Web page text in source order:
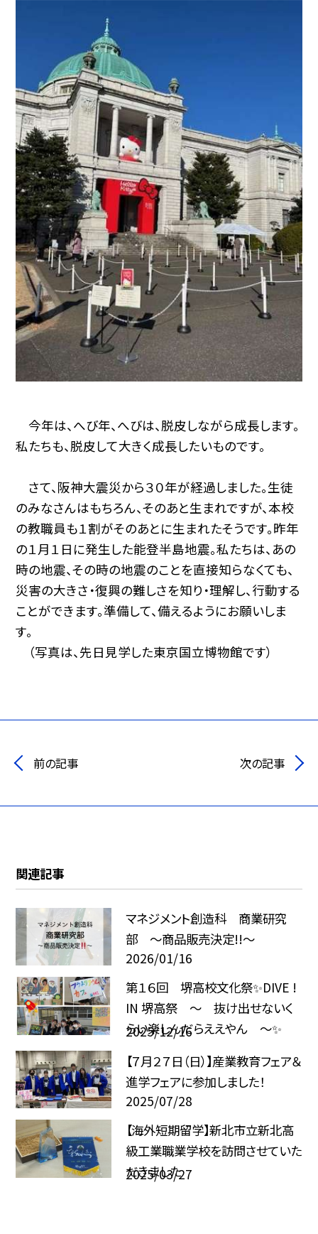
今年は、へび年、へびは、脱皮しながら成長します。
私たちも、脱皮して大きく成長したいものです。
さて、阪神大震災から３０年が経過しました。生徒
のみなさんはもちろん、そのあと生まれですが、本校
の教職員も１割がそのあとに生まれたそうです。昨年
の１月１日に発生した能登半島地震。私たちは、あの
時の地震、その時の地震のことを直接知らなくても、
災害の大きさ・復興の難しさを知り・理解し、行動する
ことができます。準備して、備えるようにお願いしま
す。
（写真は、先日見学した東京国立博物館です）
前の記事 次の記事
関連記事
マネジメント創造科 商業研究
部 ～商品販売決定!!～
2026/01/16
第１６回 堺高校文化祭✨DIVE !
IN 堺高祭 ～ 抜け出せないく
らい楽しんだらええやん ～✨
2025/12/16
【７月２７日（日）】産業教育フェア＆
進学フェアに参加しました！
2025/07/28
【海外短期留学】新北市立新北高
級工業職業学校を訪問させていた
だきました
2025/03/27